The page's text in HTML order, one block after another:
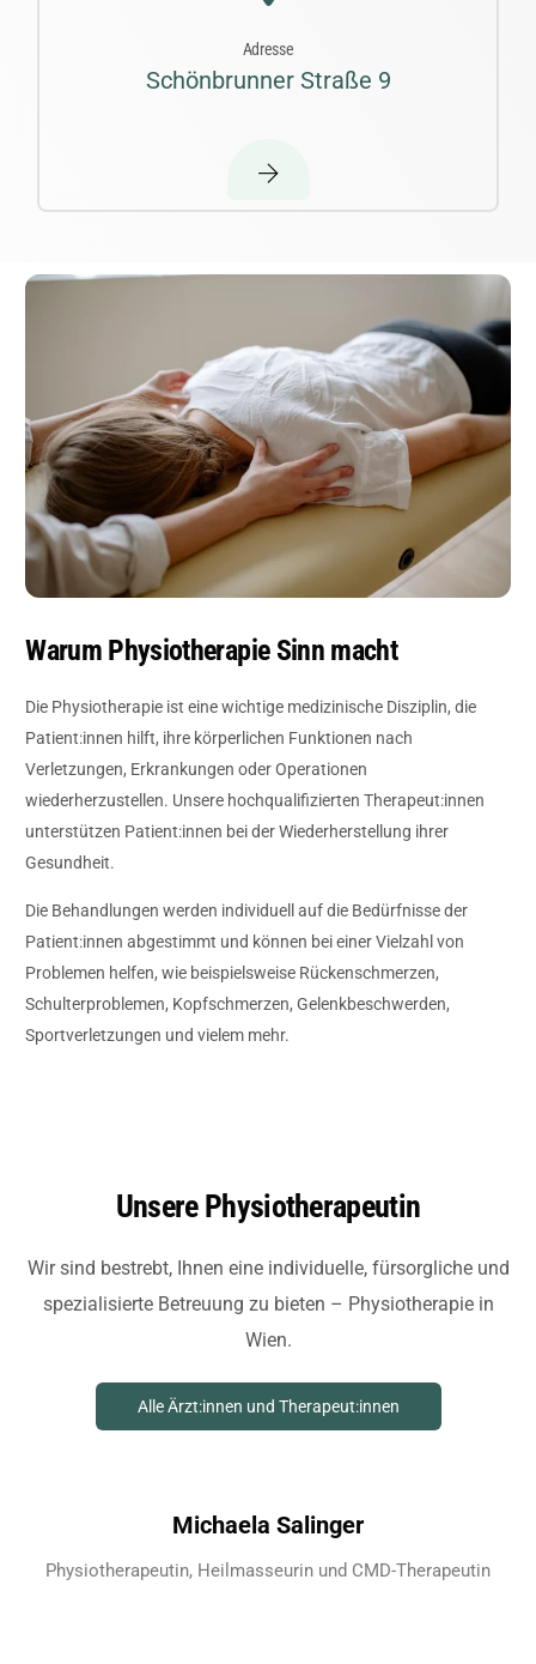
Adresse
Schönbrunner Straße 9
Warum Physiotherapie Sinn macht
Die Physiotherapie ist eine wichtige medizinische Disziplin, die
Patient:innen hilft, ihre körperlichen Funktionen nach
Verletzungen, Erkrankungen oder Operationen
wiederherzustellen. Unsere hochqualifizierten Therapeut:innen
unterstützen Patient:innen bei der Wiederherstellung ihrer
Gesundheit.
Die Behandlungen werden individuell auf die Bedürfnisse der
Patient:innen abgestimmt und können bei einer Vielzahl von
Problemen helfen, wie beispielsweise Rückenschmerzen,
Schulterproblemen, Kopfschmerzen, Gelenkbeschwerden,
Sportverletzungen und vielem mehr.
Unsere Physiotherapeutin
Wir sind bestrebt, Ihnen eine individuelle, fürsorgliche und
spezialisierte Betreuung zu bieten – Physiotherapie in
Wien.
Alle Ärzt:innen und Therapeut:innen
Michaela Salinger
Physiotherapeutin, Heilmasseurin und CMD-Therapeutin
Suche